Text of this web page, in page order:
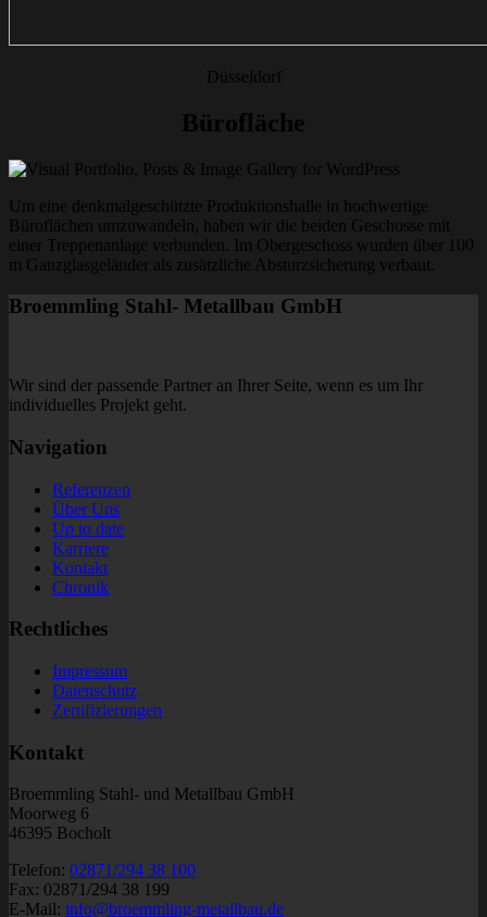
Düsseldorf
Bürofläche
Um eine denkmalgeschützte Produktionshalle in hochwertige
Büroflächen umzuwandeln, haben wir die beiden Geschosse mit
einer Treppenanlage verbunden. Im Obergeschoss wurden über 100
m Ganzglasgeländer als zusätzliche Absturzsicherung verbaut.
Broemmling Stahl- Metallbau GmbH
Wir sind der passende Partner an Ihrer Seite, wenn es um Ihr
individuelles Projekt geht.
Navigation
Referenzen
Über Uns
Up to date
Karriere
Kontakt
Chronik
Rechtliches
Impressum
Datenschutz
Zertifizierungen
Kontakt
Broemmling Stahl- und Metallbau GmbH
Moorweg 6
46395 Bocholt
Telefon: 02871/294 38 100
Fax: 02871/294 38 199
E-Mail: info@broemmling-metallbau.de